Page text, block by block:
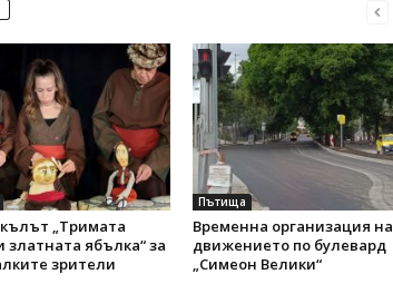
„Тримата
златната ябълка“ за
зрители
Пътища
Временна организация на
движението по булевард
„Симеон Велики“